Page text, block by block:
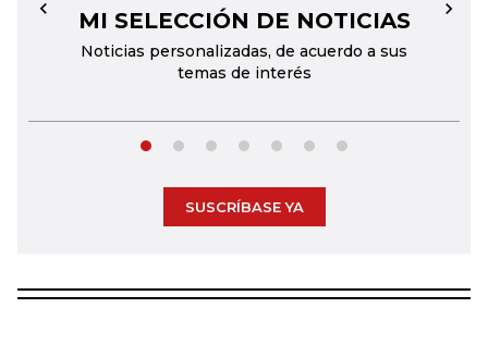
MI SELECCIÓN DE NOTICIAS
Noticias personalizadas, de acuerdo a sus
temas de interés
← →
SUSCRÍBASE YA